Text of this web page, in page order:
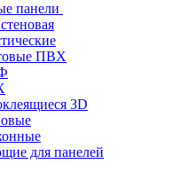
панели
ПВХ
3D
для панелей